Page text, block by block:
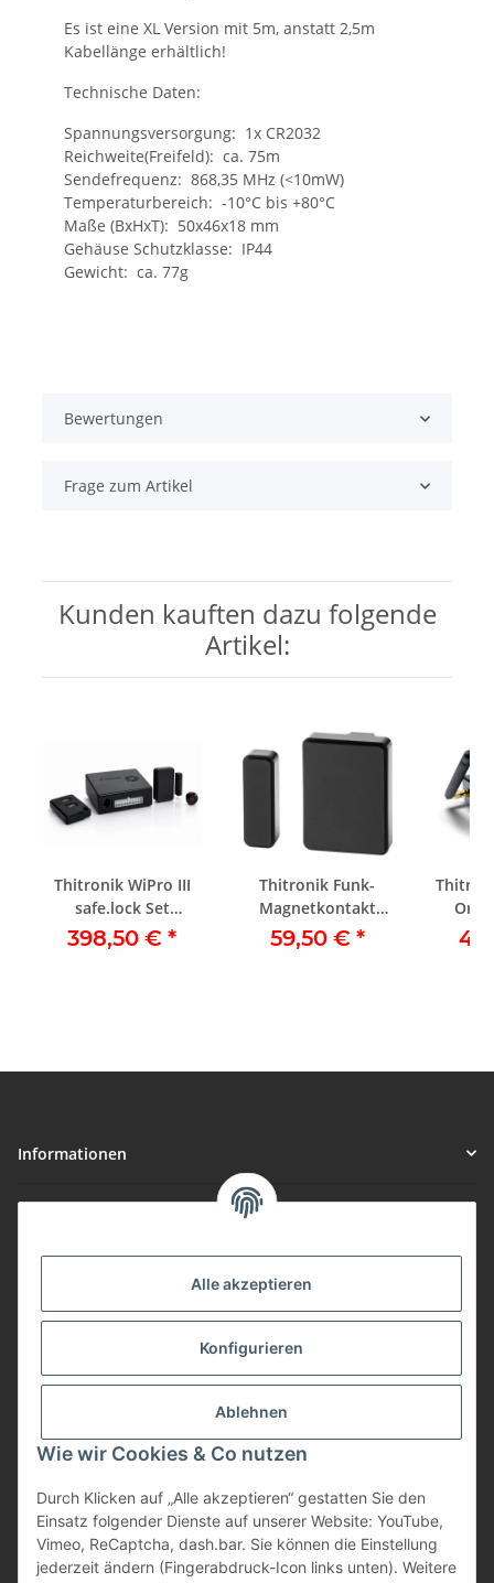
Alle akzeptieren
Konfigurieren
Ablehnen
Wie wir Cookies & Co nutzen
Durch Klicken auf „Alle akzeptieren“ gestatten Sie den
Einsatz folgender Dienste auf unserer Website: YouTube,
Vimeo, ReCaptcha, dash.bar. Sie können die Einstellung
jederzeit ändern (Fingerabdruck-Icon links unten). Weitere
Es ist eine XL Version mit 5m, anstatt 2,5m
Kabellänge erhältlich!
Technische Daten:
Spannungsversorgung: 1x CR2032
Reichweite(Freifeld): ca. 75m
Sendefrequenz: 868,35 MHz (<10mW)
Temperaturbereich: -10°C bis +80°C
Maße (BxHxT): 50x46x18 mm
Gehäuse Schutzklasse: IP44
Gewicht: ca. 77g
Bewertungen
Frage zum Artikel
Kunden kauften dazu folgende
Artikel:
Thitronik WiPro III
safe.lock Set
Ducato/Boxer/Jumper
398,50 €*
Thitronik Funk-
Magnetkontakt
868MHz schwarz
59,50 € *
Informationen
Gute Preis/Leistung
viele Zahlungsarten
Günstige Versandkosten
Zahlungsarten